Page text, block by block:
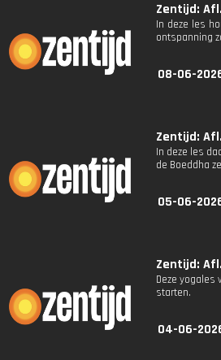
Zentijd:
In deze les
ontspanning
08-06-
Zentijd:
In deze les
de Boeddha
05-06-
Zentijd:
Deze
starten.
04-06-